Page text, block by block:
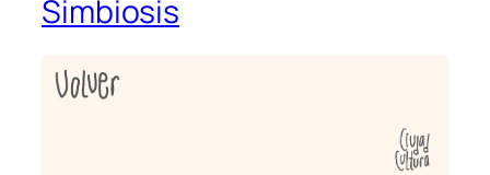
Simbiosis